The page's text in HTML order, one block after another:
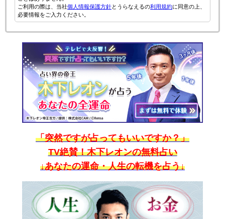
ご利用の際は、当社個人情報保護方針とうらなえるの利用規約に同意の上、
必要情報をご入力ください。
「突然ですが占ってもいいですか？」
TV絶賛！木下レオンの無料占い
↓あなたの運命・人生の転機を占う↓